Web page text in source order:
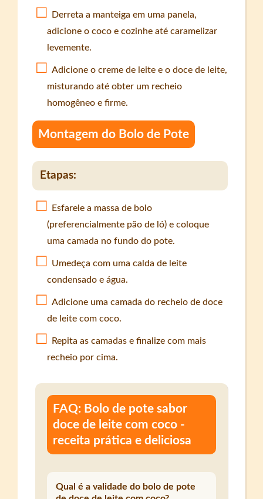
Derreta a manteiga em uma panela,
adicione o coco e cozinhe até caramelizar
levemente.
Adicione o creme de leite e o doce de leite,
misturando até obter um recheio
homogêneo e firme.
Montagem do Bolo de Pote
Etapas:
Esfarele a massa de bolo
(preferencialmente pão de ló) e coloque
uma camada no fundo do pote.
Umedeça com uma calda de leite
condensado e água.
Adicione uma camada do recheio de doce
de leite com coco.
Repita as camadas e finalize com mais
recheio por cima.
FAQ: Bolo de pote sabor
doce de leite com coco -
receita prática e deliciosa
Qual é a validade do bolo de pote